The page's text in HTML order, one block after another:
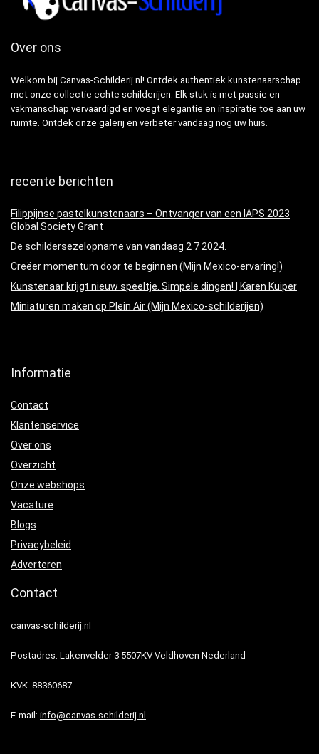
Over ons
Welkom bij Canvas-Schilderij.nl! Ontdek authentiek kunstenaarschap
met onze collectie echte schilderijen. Elk stuk is met passie en
vakmanschap vervaardigd en voegt elegantie en inspiratie toe aan uw
ruimte. Ontdek onze galerij en verbeter vandaag nog uw huis.
recente berichten
Filippijnse pastelkunstenaars – Ontvanger van een IAPS 2023
Global Society Grant
De schildersezelopname van vandaag 2 7 2024.
Creëer momentum door te beginnen (Mijn Mexico-ervaring!)
Kunstenaar krijgt nieuw speeltje. Simpele dingen! | Karen Kuiper
Miniaturen maken op Plein Air (Mijn Mexico-schilderijen)
Informatie
Contact
Klantenservice
Over ons
Overzicht
Onze webshops
Vacature
Blogs
Privacybeleid
Adverteren
Contact
canvas-schilderij.nl
Postadres: Lakenvelder 3 5507KV Veldhoven Nederland
KVK: 88360687
E-mail: info@canvas-schilderij.nl